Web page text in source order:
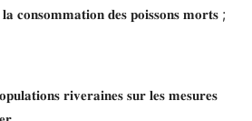
𝐥𝐚 𝐜𝐨𝐧𝐬𝐨𝐦𝐦𝐚𝐭𝐢𝐨𝐧 𝐝𝐞𝐬 𝐩𝐨𝐢𝐬𝐬𝐨𝐧𝐬 𝐦𝐨𝐫𝐭𝐬 ;
𝐫𝐢𝐯𝐞𝐫𝐚𝐢𝐧𝐞𝐬 𝐬𝐮𝐫 𝐥𝐞𝐬 𝐦𝐞𝐬𝐮𝐫𝐞𝐬